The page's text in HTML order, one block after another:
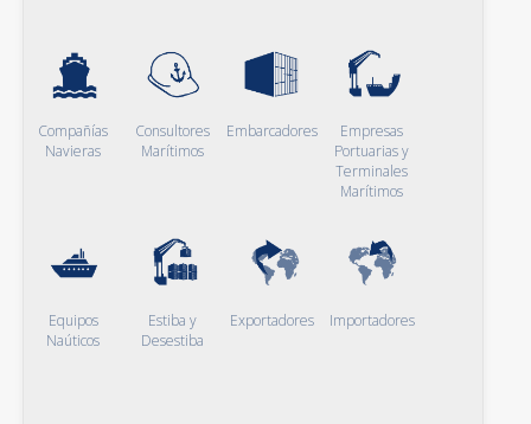
Compañías
Navieras
Consultores
Marítimos
Embarcadores
Empresas
Portuarias y
Terminales
Marítimos
Equipos
Naúticos
Estiba y
Desestiba
Exportadores Importadores